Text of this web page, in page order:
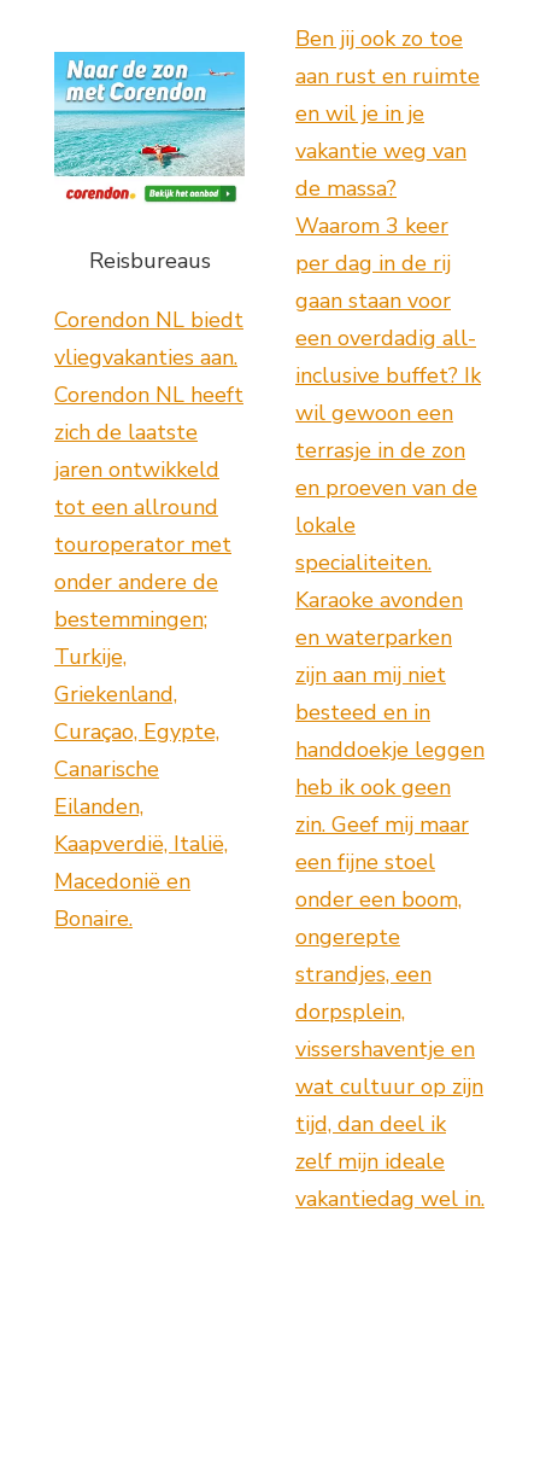
Reisbureaus
Corendon NL biedt
vliegvakanties aan.
Corendon NL heeft
zich de laatste
jaren ontwikkeld
tot een allround
touroperator met
onder andere de
bestemmingen;
Turkije,
Griekenland,
Curaçao, Egypte,
Canarische
Eilanden,
Kaapverdië, Italië,
Macedonië en
Bonaire.
Ben jij ook zo toe
aan rust en ruimte
en wil je in je
vakantie weg van
de massa?
Waarom 3 keer
per dag in de rij
gaan staan voor
een overdadig all-
inclusive buffet? Ik
wil gewoon een
terrasje in de zon
en proeven van de
lokale
specialiteiten.
Karaoke avonden
en waterparken
zijn aan mij niet
besteed en in
handdoekje leggen
heb ik ook geen
zin. Geef mij maar
een fijne stoel
onder een boom,
ongerepte
strandjes, een
dorpsplein,
vissershaventje en
wat cultuur op zijn
tijd, dan deel ik
zelf mijn ideale
vakantiedag wel in.